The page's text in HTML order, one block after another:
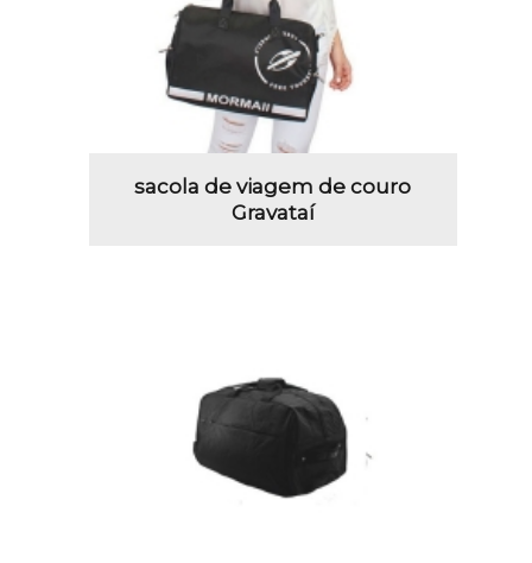
sacola de viagem de couro
Gravataí